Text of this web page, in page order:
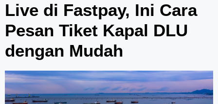
Live di Fastpay, Ini Cara
Pesan Tiket Kapal DLU
dengan Mudah